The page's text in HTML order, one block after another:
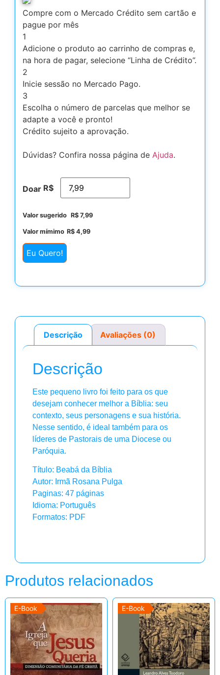
Compre com o Mercado Crédito sem cartão e
pague por mês
1
Adicione o produto ao carrinho de compras e,
na hora de pagar, selecione “Linha de Crédito”.
2
Inicie sessão no Mercado Pago.
3
Escolha o número de parcelas que melhor se
adapte a você e pronto!
Crédito sujeito a aprovação.
Dúvidas? Confira nossa página de Ajuda.
Doar R$
Valor sugerido R$ 7,99
Valor mímimo R$ 4,99
Eu Quero!
Descrição Avaliações (0)
Descrição
Este pequeno livro foi feito para os que
desejam conhecer melhor a Bíblia: seu
contexto, seus personagens e sua história.
Nesse sentido, é ideal também para os
líderes de Pastorais de uma Diocese ou
Paróquia.
Título: Beabá da Bíblia
Autor: Irmã Rosana Pulga
Paginas: 47 páginas
Idioma: Português
Formatos: PDF
Produtos relacionados
E-Book E-Book